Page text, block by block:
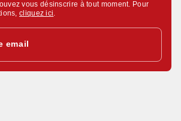
vous désinscrire à tout moment. Pour
cliquez ici
email